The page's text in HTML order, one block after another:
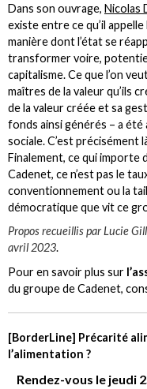
Dans son ouvrage, Nicolas
existe entre ce qu’il appelle
manière dont l’état se
transformer voire,
capitalisme. Ce que l’on
maîtres de la valeur qu’ils
de la valeur créée et sa
fonds ainsi générés – a
sociale. C’est précisément
Finalement, ce qui importe
Cadenet, ce n’est pas le
conventionnement ou la
démocratique que vit ce
Propos recueillis par Lucie
avril 2023.
Pour en savoir plus sur
du groupe de Cadenet,
[BorderLine] Précarité
l’alimentation ?
Rendez-vous le jeudi